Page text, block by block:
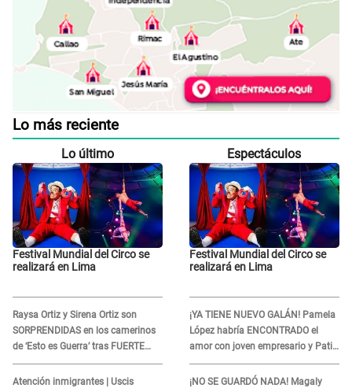
Lo más reciente
Lo último
Festival Mundial del Circo se
realizará en Lima
Raysa Ortiz y Sirena Ortiz son
SORPRENDIDAS en los camerinos
de ‘Esto es Guerra’ tras FUERTE
ENFRENTAMIENTO con Gabriel
Moisés: “Gracias”
Atención inmigrantes | Uscis
Espectáculos
Festival Mundial del Circo se
realizará en Lima
¡YA TIENE NUEVO GALÁN! Pamela
López habría ENCONTRADO el
amor con joven empresario y Pati
Lorena la ECHA en VIVO
¡NO SE GUARDÓ NADA! Magaly